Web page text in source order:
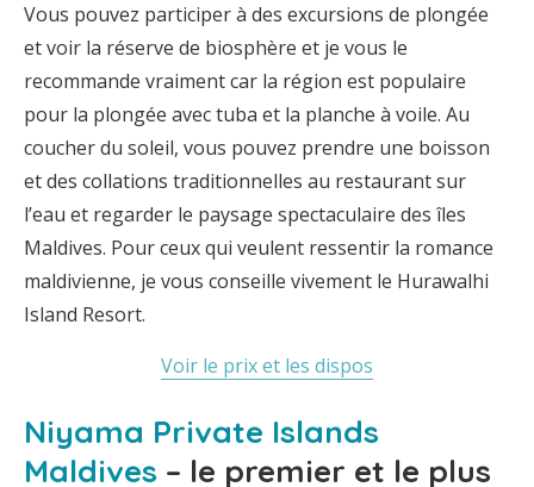
Vous pouvez participer à des excursions de plongée
et voir la réserve de biosphère et je vous le
recommande vraiment car la région est populaire
pour la plongée avec tuba et la planche à voile. Au
coucher du soleil, vous pouvez prendre une boisson
et des collations traditionnelles au restaurant sur
l’eau et regarder le paysage spectaculaire des îles
Maldives. Pour ceux qui veulent ressentir la romance
maldivienne, je vous conseille vivement le Hurawalhi
Island Resort.
Voir le prix et les dispos
Niyama Private Islands
Maldives – le premier et le plus